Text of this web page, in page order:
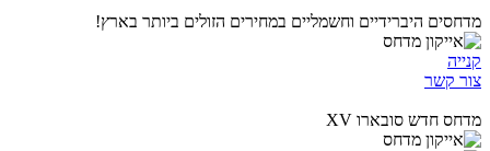
מדחסים היברידיים וחשמליים במחירים הזולים ביותר בארץ!
קנייה
צור קשר
מדחס חדש סובארו XV